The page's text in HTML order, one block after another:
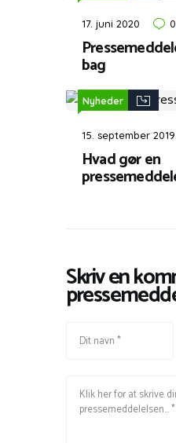
17. juni 2020 0
bag
Nyheder
15. september 2019
Hvad gør en
Skriv en